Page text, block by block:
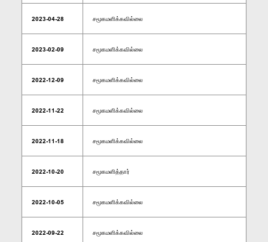
2023-04-28 சமூகமளிக்கவில்லை
2023-02-09 சமூகமளிக்கவில்லை
2022-12-09 சமூகமளிக்கவில்லை
2022-11-22 சமூகமளிக்கவில்லை
2022-11-18 சமூகமளிக்கவில்லை
2022-10-20 சமூகமளித்தார்
2022-10-05 சமூகமளிக்கவில்லை
2022-09-22 சமூகமளிக்கவில்லை